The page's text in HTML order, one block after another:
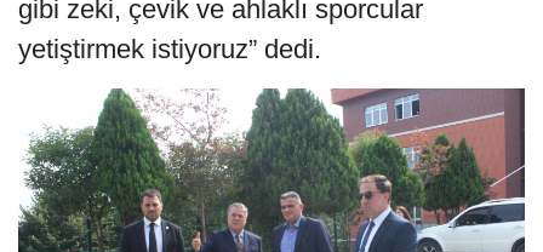
gibi zeki, çevik ve ahlaklı sporcular
yetiştirmek istiyoruz” dedi.